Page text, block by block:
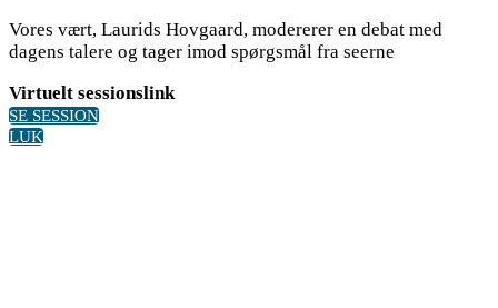
Vores vært, Laurids Hovgaard, modererer en debat med
dagens talere og tager imod spørgsmål fra seerne
Virtuelt sessionslink
SE SESSION
LUK